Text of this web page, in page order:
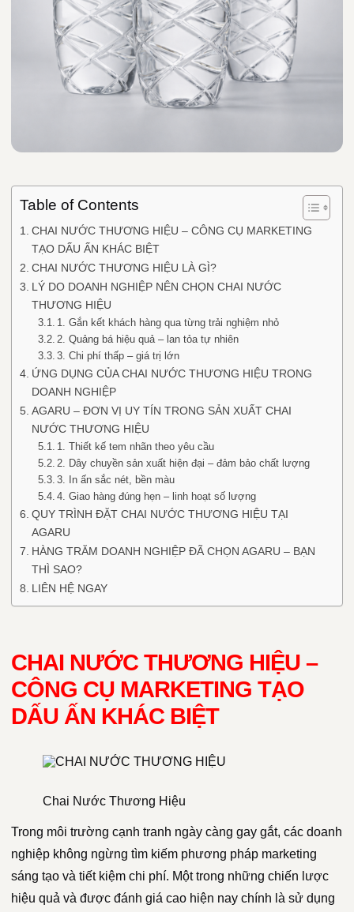
Table of Contents
CHAI NƯỚC THƯƠNG HIỆU – CÔNG CỤ MARKETING
TẠO DẤU ẤN KHÁC BIỆT
CHAI NƯỚC THƯƠNG HIỆU LÀ GÌ?
LÝ DO DOANH NGHIỆP NÊN CHỌN CHAI NƯỚC
THƯƠNG HIỆU
1. Gắn kết khách hàng qua từng trải nghiệm nhỏ
2. Quảng bá hiệu quả – lan tỏa tự nhiên
3. Chi phí thấp – giá trị lớn
ỨNG DỤNG CỦA CHAI NƯỚC THƯƠNG HIỆU TRONG
DOANH NGHIỆP
AGARU – ĐƠN VỊ UY TÍN TRONG SẢN XUẤT CHAI
NƯỚC THƯƠNG HIỆU
1. Thiết kế tem nhãn theo yêu cầu
2. Dây chuyền sản xuất hiện đại – đảm bảo chất lượng
3. In ấn sắc nét, bền màu
4. Giao hàng đúng hẹn – linh hoạt số lượng
QUY TRÌNH ĐẶT CHAI NƯỚC THƯƠNG HIỆU TẠI
AGARU
HÀNG TRĂM DOANH NGHIỆP ĐÃ CHỌN AGARU – BẠN
THÌ SAO?
LIÊN HỆ NGAY
CHAI NƯỚC THƯƠNG HIỆU –
CÔNG CỤ MARKETING TẠO
DẤU ẤN KHÁC BIỆT
Chai Nước Thương Hiệu
Trong môi trường cạnh tranh ngày càng gay gắt, các doanh
nghiệp không ngừng tìm kiếm phương pháp marketing
sáng tạo và tiết kiệm chi phí. Một trong những chiến lược
hiệu quả và được đánh giá cao hiện nay chính là sử dụng